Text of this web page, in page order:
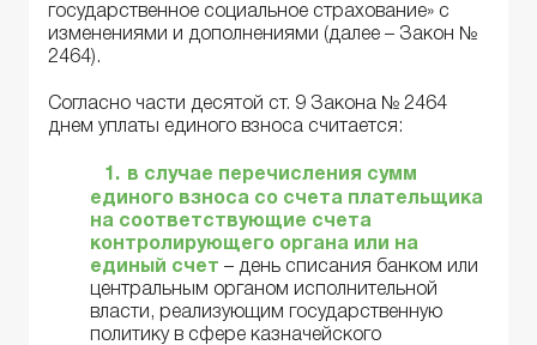
государственное социальное страхование» с
изменениями и дополнениями (далее – Закон №
2464).
Согласно части десятой ст. 9 Закона № 2464
днем ​​уплаты единого взноса считается:
в случае перечисления сумм
единого взноса со счета плательщика
на соответствующие счета
контролирующего органа или на
единый счет – день списания банком или
центральным органом исполнительной
власти, реализующим государственную
политику в сфере казначейского